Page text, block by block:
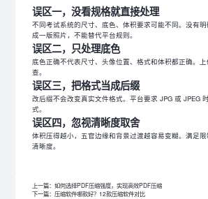
误区一，没看规格就直接处理
不同考试系统的尺寸、底色、体积要求可能不同。没有
成一版照片，不能替代平台规则。
误区二，只处理底色
底色正确不代表尺寸、头像位置、格式和体积都正确。
查。
误区三，把格式当成后缀
改后缀不会改变真实文件格式。平台要求 JPG 或 JPEG
式。
误区四，忽视清晰度取舍
体积压得越小，五官边缘和背景过渡越容易变糊。满足
清晰度。
上一篇：如何选择PDF压缩强度，实现高效PDF压缩
下一篇：压缩软件哪款好？12款压缩软件对比